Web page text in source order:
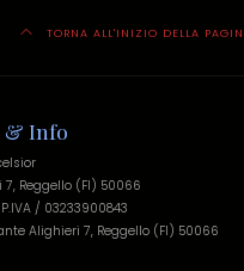
TORNA ALL'INIZIO DELLA
& Info
Reggello (FI) 50066
P.IVA / 03233900843
Alighieri 7, Reggello (FI) 50066